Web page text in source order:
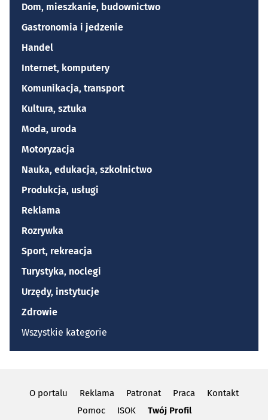
Dom, mieszkanie, budownictwo
Gastronomia i jedzenie
Handel
Internet, komputery
Komunikacja, transport
Kultura, sztuka
Moda, uroda
Motoryzacja
Nauka, edukacja, szkolnictwo
Produkcja, usługi
Reklama
Rozrywka
Sport, rekreacja
Turystyka, noclegi
Urzędy, instytucje
Zdrowie
Wszystkie kategorie
O portalu Reklama Patronat Praca
Kontakt
Pomoc
ISOK Twój Profil